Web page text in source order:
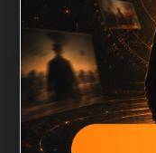
SEO 检查清单自动
相关问题
黑料合集后